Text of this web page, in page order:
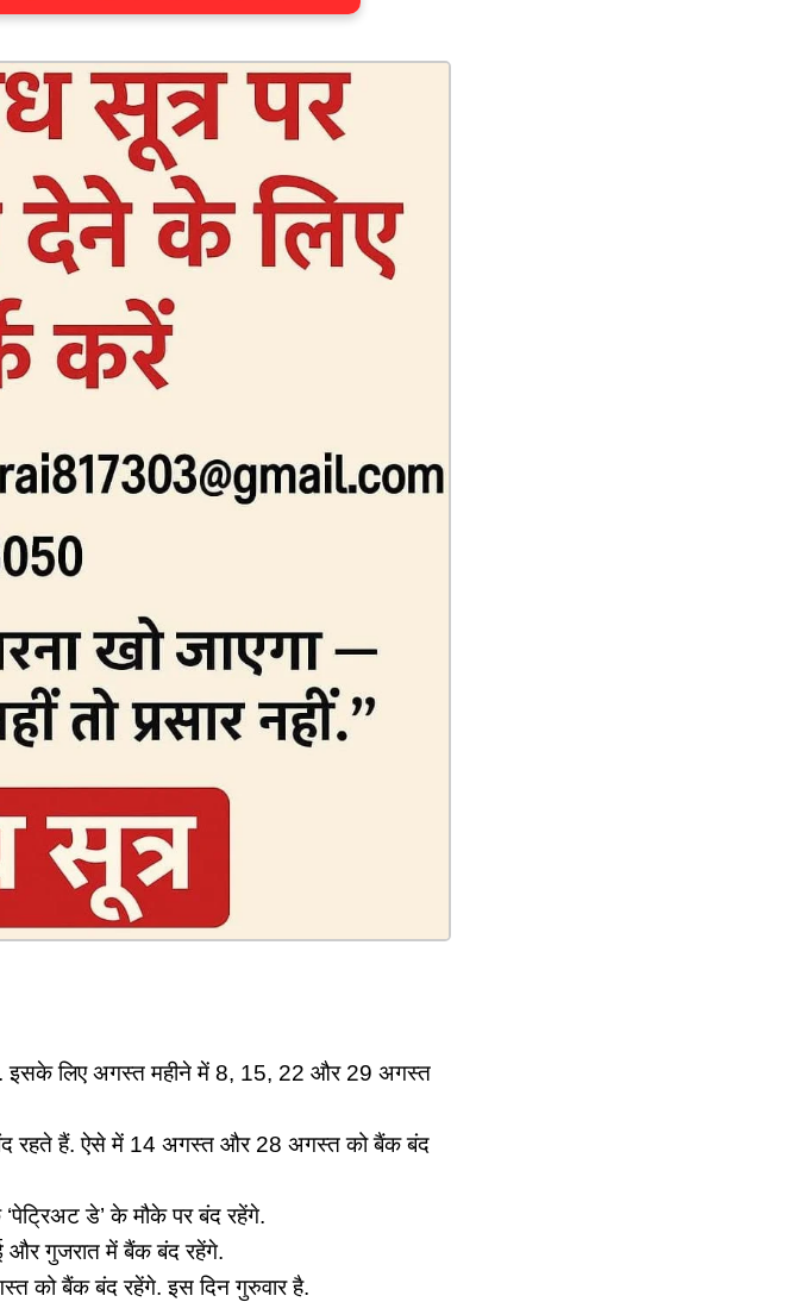
इसके लिए अगस्‍त महीने में 8, 15, 22 और 29 अगस्‍त
रहते हैं. ऐसे में 14 अगस्‍त और 28 अगस्‍त को बैंक बंद
डे’ के मौके पर बंद रहेंगे.
और गुजरात में बैंक बंद रहेंगे.
को बैंक बंद रहेंगे. इस दिन गुरुवार है.